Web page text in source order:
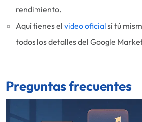
rendimiento.
Aquí tienes el video oficial sí tú
todos los detalles del Google
Preguntas frecuentes